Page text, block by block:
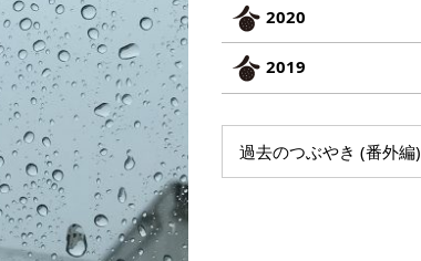
2020
2019
過去のつぶやき (番外編)